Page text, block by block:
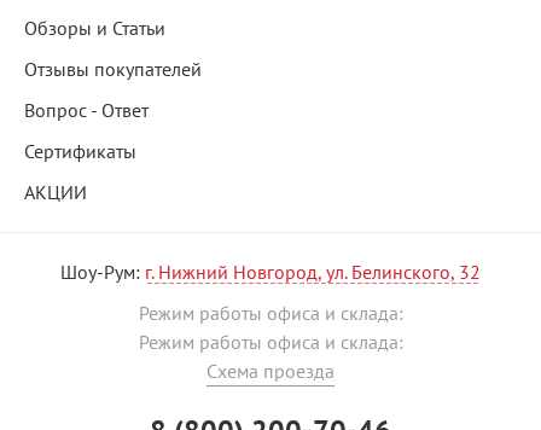
Обзоры и Статьи
Отзывы покупателей
Вопрос - Ответ
Сертификаты
АКЦИИ
Шоу-Рум: г. Нижний Новгород, ул. Белинского, 32
Режим работы офиса и склада:
Режим работы офиса и склада:
Схема проезда